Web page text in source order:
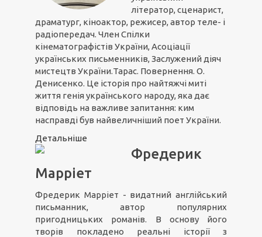
літератор, сценарист,
драматург, кіноактор, режисер, автор теле- і
радіопередач. Член Спілки
кінематографістів України, Асоціації
українських письменників, Заслужений діяч
мистецтв України.Тарас. Повернення. О.
Денисенко. Це історія про найтяжчі миті
життя генія українського народу, яка дає
відповідь на важливе запитання: ким
насправді був найвеличніший поет України.
Детальніше
Фредерик
Марріет
Фредерик Марріет - видатний англійський
письманник, автор популярних
пригодницьких романів. В основу його
творів покладено реальні історії з